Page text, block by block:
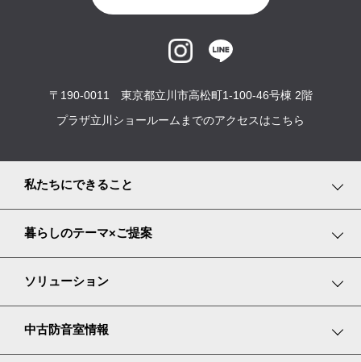
〒190-0011 東京都立川市高松町1-100-46号棟 2階
プラザ立川ショールームまでのアクセスはこちら
私たちにできること
事業紹介
サービス内容
プランニングストーリー
暮らしのテーマ×ご提案
趣味や遊びを楽しむ
家で仕事をする
ソリューション
楽器・目的別ソリューション
中古防音室情報